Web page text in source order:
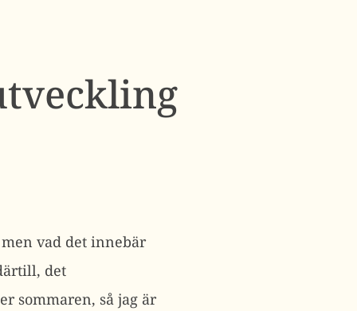
vad det innebär
det
sommaren, så jag är